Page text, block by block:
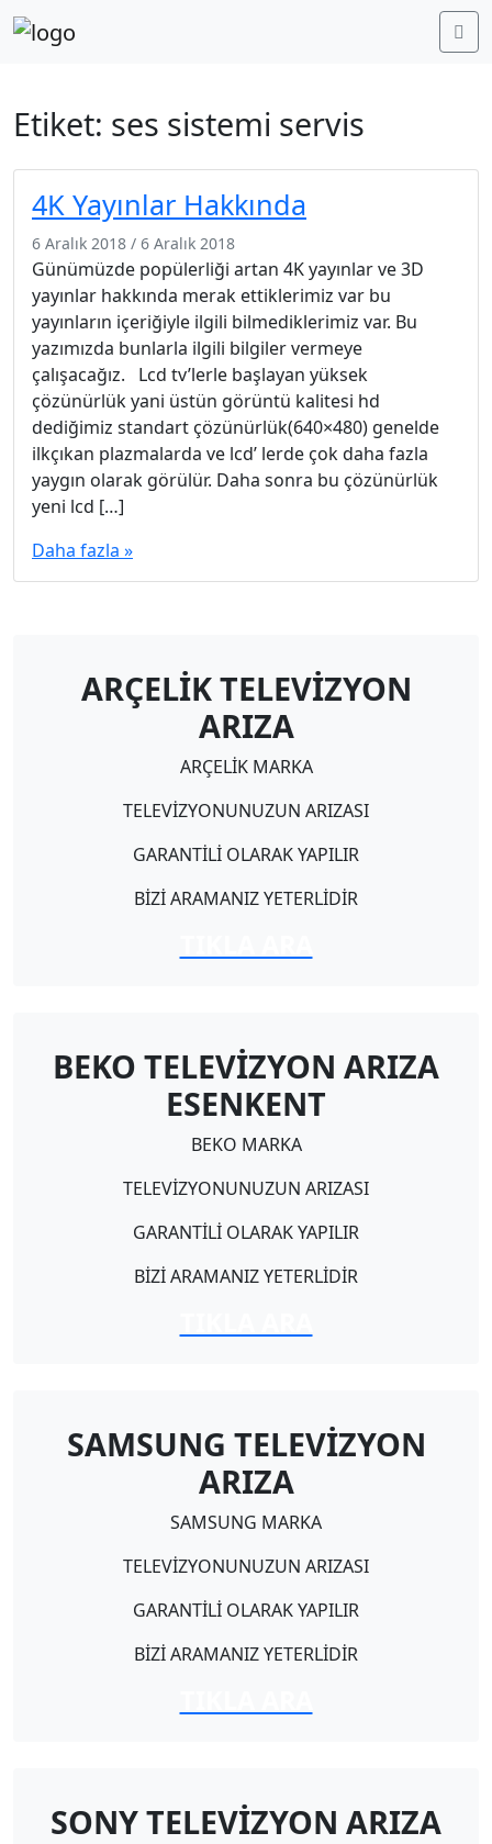
Etiket: ses sistemi servis
4K Yayınlar Hakkında
6 Aralık 2018 / 6 Aralık 2018
Günümüzde popülerliği artan 4K yayınlar ve 3D
yayınlar hakkında merak ettiklerimiz var bu
yayınların içeriğiyle ilgili bilmediklerimiz var. Bu
yazımızda bunlarla ilgili bilgiler vermeye
çalışacağız. Lcd tv’lerle başlayan yüksek
çözünürlük yani üstün görüntü kalitesi hd
dediğimiz standart çözünürlük(640×480) genelde
ilkçıkan plazmalarda ve lcd’ lerde çok daha fazla
yaygın olarak görülür. Daha sonra bu çözünürlük
yeni lcd […]
Daha fazla »
ARÇELİK TELEVİZYON
ARIZA
ARÇELİK MARKA
TELEVİZYONUNUZUN ARIZASI
GARANTİLİ OLARAK YAPILIR
BİZİ ARAMANIZ YETERLİDİR
BEKO TELEVİZYON ARIZA
ESENKENT
BEKO MARKA
TELEVİZYONUNUZUN ARIZASI
GARANTİLİ OLARAK YAPILIR
BİZİ ARAMANIZ YETERLİDİR
SAMSUNG TELEVİZYON
ARIZA
SAMSUNG MARKA
TELEVİZYONUNUZUN ARIZASI
GARANTİLİ OLARAK YAPILIR
BİZİ ARAMANIZ YETERLİDİR
SONY TELEVİZYON ARIZA